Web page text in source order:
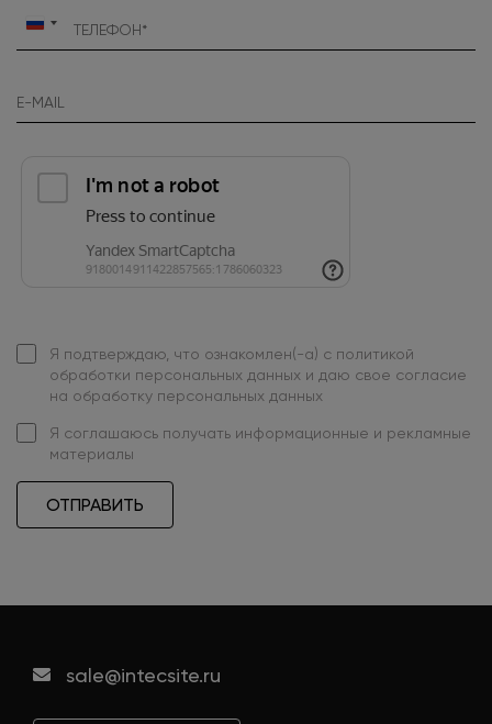
Россия
Я подтверждаю, что ознакомлен(-а) с политикой
обработки персональных данных и даю свое согласие
на обработку персональных данных
Я соглашаюсь получать информационные и рекламные
материалы
ОТПРАВИТЬ
sale@intecsite.ru